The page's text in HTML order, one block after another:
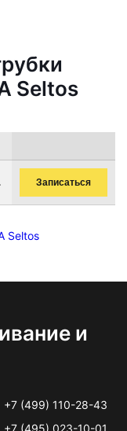
Seltos
Записаться
Seltos
и
+7 (499) 110-28-43
+7 (495) 023-10-01